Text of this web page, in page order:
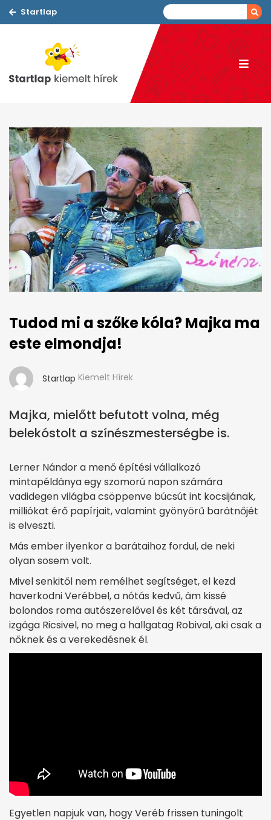
Startlap
Tudod mi a szőke kóla? Majka ma
este elmondja!
Startlap Kiemelt Hírek
Majka, mielőtt befutott volna, még
belekóstolt a színészmesterségbe is.
Lerner Nándor a menő építési vállalkozó
mintapéldánya egy szomorú napon számára
vadidegen világba csöppenve búcsút int kocsijának,
milliókat érő papírjait, valamint gyönyörű barátnőjét
is elveszti.
Más ember ilyenkor a barátaihoz fordul, de neki
olyan sosem volt.
Mivel senkitől nem remélhet segítséget, el kezd
haverkodni Verébbel, a nótás kedvű, ám kissé
bolondos roma autószerelővel és két társával, az
izgága Ricsivel, no meg a hallgatag Robival, aki csak a
nőknek és a verekedésnek él.
Egyetlen napjuk van, hogy Veréb frissen tuningolt